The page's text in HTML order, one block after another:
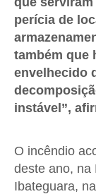
perícia de
também que
envelhecido
instável”,
O incêndio
deste ano, na
Ibateguara,